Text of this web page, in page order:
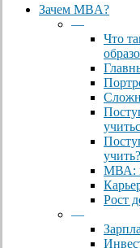
Close
Зачем MBA?
—
Что
МВА:
Рост
—